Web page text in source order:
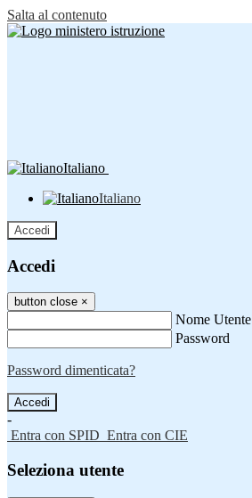
Salta al contenuto
Italiano
Italiano
Accedi
Accedi
button close ×
Nome Utente
Password
Password dimenticata?
-
Entra con SPID Entra con CIE
Seleziona utente